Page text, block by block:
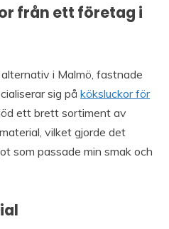
från ett företag i
i Malmö, fastnade
sig på köksluckor för
ett brett sortiment av
vilket gjorde det
som passade min smak och